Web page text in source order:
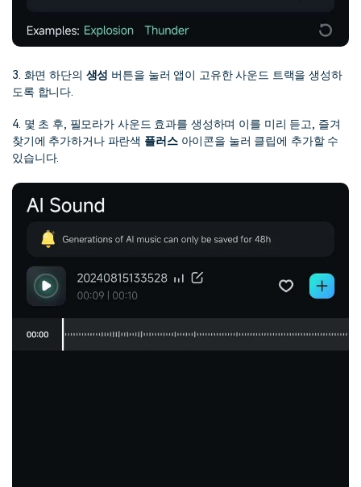
3. 화면 하단의 생성 버튼을 눌러 앱이 고유한 사운드 트랙을 생성하
도록 합니다.
4. 몇 초 후, 필모라가 사운드 효과를 생성하며 이를 미리 듣고, 즐겨
찾기에 추가하거나 파란색 플러스아이콘을 눌러 클립에 추가할 수
있습니다.